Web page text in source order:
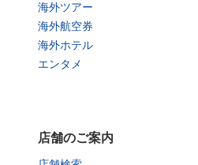
海外ツアー
海外航空券
海外ホテル
エンタメ
店舗のご案内